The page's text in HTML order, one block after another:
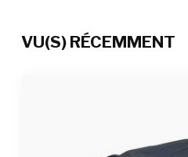
VU(S) RÉCEMMENT